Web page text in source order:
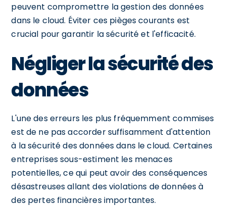
peuvent compromettre la gestion des données
dans le cloud. Éviter ces pièges courants est
crucial pour garantir la sécurité et l'efficacité.
Négliger la sécurité des
données
L'une des erreurs les plus fréquemment commises
est de ne pas accorder suffisamment d'attention
à la sécurité des données dans le cloud. Certaines
entreprises sous-estiment les menaces
potentielles, ce qui peut avoir des conséquences
désastreuses allant des violations de données à
des pertes financières importantes.